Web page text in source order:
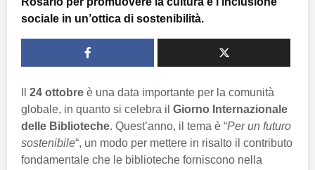
sociale in un’ottica di sostenibilità.
24 ottobre è una data importante per la comunità
globale, in quanto si celebra il Giorno Internazionale
delle Biblioteche. Quest’anno, il tema è “Per un futuro
sostenibile“, un modo per mettere in risalto il contributo
fondamentale che le biblioteche forniscono nella